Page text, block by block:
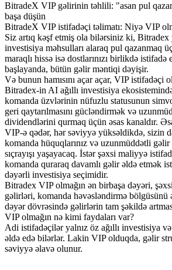
BitradeX VIP gəlirinin təhlili: "asan pul
başa düşün
BitradeX VIP istifadəçi təlimatı: Niyə VIP
Siz artıq kəşf etmiş ola bilərsiniz ki, Bitradex
investisiya məhsulları alaraq pul qazanmaq
maraqlı hissə isə dostlarınızı birlikdə istifadə
başlayanda, bütün gəlir məntiqi dəyişir.
Və bunun hamısını açar açar, VIP istifadəçi
Bitradex-in AI ağıllı investisiya
komanda üzvlərinin nüfuzlu statusunun
geri qaytarılmasını gücləndirmək və
dividendlərini qurmaq üçün əsas kanaldır.
VIP-ə qədər, hər səviyyə yüksəldikdə, sizin
komanda hüquqlarınız və uzunmüddətli
sıçrayışı yaşayacaq. İstər şəxsi maliyyə
komanda quraraq davamlı gəlir əldə etmək
dəyərli investisiya seçimidir.
Bitradex VIP olmağın ən birbaşa dəyəri,
gəlirləri, komanda həvəsləndirmə bölgüsünü
dəyər dövrəsində gəlirlərin tam şəkildə
VIP olmağın nə kimi faydaları var?
Adi istifadəçilər yalnız öz ağıllı investisiya
əldə edə bilərlər. Lakin VIP olduqda, gəlir
səviyyə əlavə olunur.